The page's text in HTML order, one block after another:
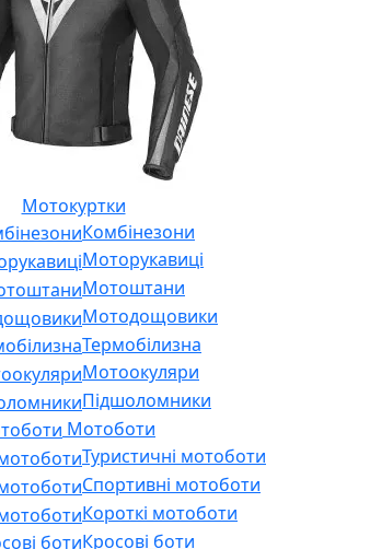
Мотокуртки
Комбінезони
Моторукавиці
Мотоштани
Мотодощовики
Термобілизна
Мотоокуляри
Підшоломники
Мотоботи
Туристичні мотоботи
Спортивні мотоботи
Короткі мотоботи
Кросові боти